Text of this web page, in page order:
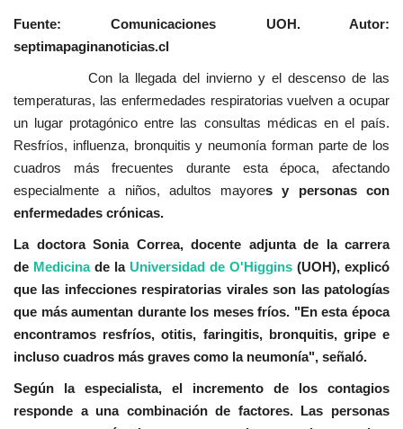
Fuente: Comunicaciones UOH. Autor:
septimapaginanoticias.cl
Con la llegada del invierno y el descenso de las
temperaturas, las enfermedades respiratorias vuelven a ocupar
un lugar protagónico entre las consultas médicas en el país.
Resfríos, influenza, bronquitis y neumonía forman parte de los
cuadros más frecuentes durante esta época, afectando
especialmente a niños, adultos mayores y personas con
enfermedades crónicas.
La doctora Sonia Correa, docente adjunta de la carrera
de Medicinade la Universidad de O'Higgins (UOH), explicó
que las infecciones respiratorias virales son las patologías
que más aumentan durante los meses fríos. "En esta época
encontramos resfríos, otitis, faringitis, bronquitis, gripe e
incluso cuadros más graves como la neumonía", señaló.
Según la especialista, el incremento de los contagios
responde a una combinación de factores. Las personas